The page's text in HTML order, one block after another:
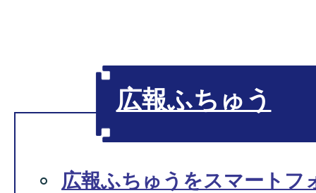
広報ふちゅう
広報ふちゅうをスマートフ